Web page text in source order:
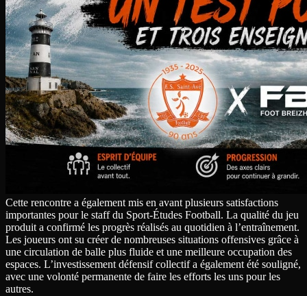
Cette rencontre a également mis en avant plusieurs satisfactions
importantes pour le staff du Sport-Études Football. La qualité du jeu
produit a confirmé les progrès réalisés au quotidien à l’entraînement.
Les joueurs ont su créer de nombreuses situations offensives grâce à
une circulation de balle plus fluide et une meilleure occupation des
espaces. L’investissement défensif collectif a également été souligné,
avec une volonté permanente de faire les efforts les uns pour les
autres.